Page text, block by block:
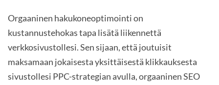
Orgaaninen hakukoneoptimointi on
kustannustehokas tapa lisätä liikennettä
verkkosivustollesi. Sen sijaan, että joutuisit
maksamaan jokaisesta yksittäisestä klikkauksesta
sivustollesi PPC-strategian avulla, orgaaninen SEO